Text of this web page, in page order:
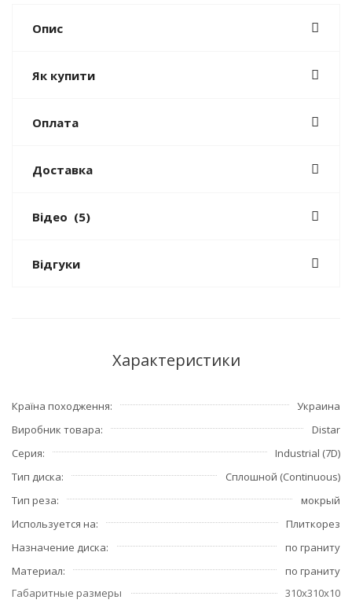
Опис
Як купити
Оплата
Доставка
Відео (5)
Відгуки
Характеристики
Країна походження
Украина
Виробник товара
Distar
Серия
Industrial (7D)
Тип диска
Сплошной (Continuous)
Тип реза
мокрый
Используется на
Плиткорез
Назначение диска
по граниту
Материал
по граниту
Габаритные размеры
310х310х10